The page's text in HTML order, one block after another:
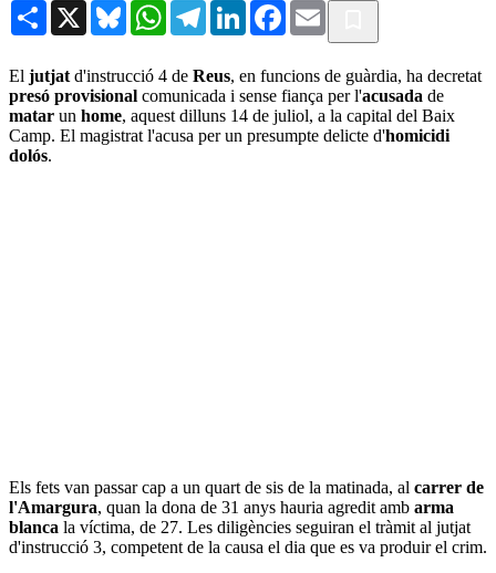
Share X BlueskyWhatsAppTelegramLinkedInFacebook
Email
El jutjat d'instrucció 4 de Reus, en funcions de guàrdia, ha decretat
presó provisional comunicada i sense fiança per l'acusada de
matar un home, aquest dilluns 14 de juliol, a la capital del Baix
Camp. El magistrat l'acusa per un presumpte delicte d'homicidi
dolós.
Els fets van passar cap a un quart de sis de la matinada, al carrer de
l'Amargura, quan la dona de 31 anys hauria agredit amb arma
blanca la víctima, de 27. Les diligències seguiran el tràmit al jutjat
d'instrucció 3, competent de la causa el dia que es va produir el crim.